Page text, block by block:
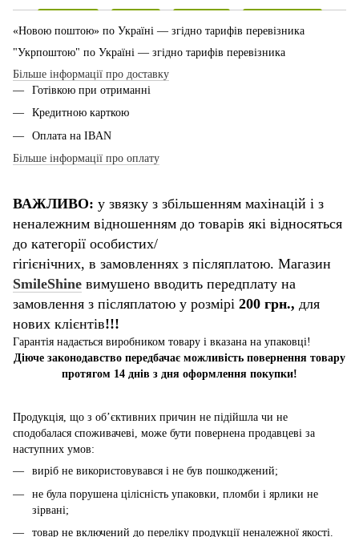
«Новою поштою» по Україні — згідно тарифів перевізника
"Укрпоштою" по Україні — згідно тарифів перевізника
Більше інформації про доставку
Готівкою при отриманні
Кредитною карткою
Оплата на IBAN
Більше інформації про оплату
ВАЖЛИВО: у звязку з збільшенням махінацій і з
неналежним відношенням до товарів які відносяться
до категорії особистих/
гігієнічних, в замовленнях з післяплатою. Магазин
SmileShine вимушено вводить передплату на
замовлення з післяплатою у розмірі 200 грн., для
нових клієнтів!!!
Гарантія надається виробником товару і вказана на упаковці!
Діюче законодавство передбачає можливість повернення товару
протягом 14 днів з дня оформлення покупки!
Продукція, що з об’єктивних причин не підійшла чи не
сподобалася споживачеві, може бути повернена продавцеві за
наступних умов:
виріб не використовувався і не був пошкоджений;
не була порушена цілісність упаковки, пломби і ярлики не
зірвані;
товар не включений до переліку продукції неналежної якості.